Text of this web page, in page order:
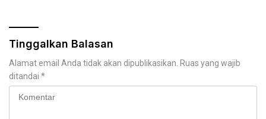
Tinggalkan Balasan
Alamat email Anda tidak akan dipublikasikan. Ruas yang wajib
ditandai *